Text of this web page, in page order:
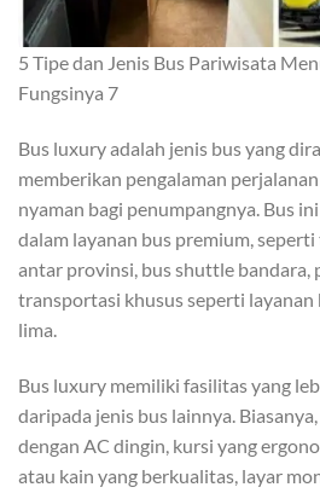
5 Tipe dan Jenis Bus Pariwisata
Fungsinya 7
Bus luxury adalah jenis bus yang
memberikan pengalaman
nyaman bagi penumpangnya. Bus
dalam layanan bus premium,
antar provinsi, bus shuttle bandara,
transportasi khusus seperti
lima.
Bus luxury memiliki fasilitas yang
daripada jenis bus lainnya.
dengan AC dingin, kursi yang
atau kain yang berkualitas, layar